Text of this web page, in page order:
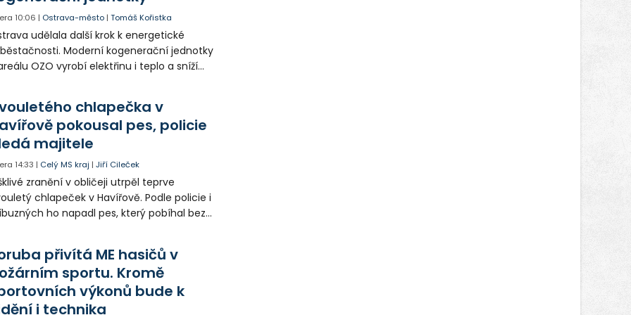
10:06 | Ostrava-město |Tomáš Kořistka
udělala další krok k energetické
Moderní kogenerační jednotky
OZO vyrobí elektřinu i teplo a sníží
přímo v Kunčicích.
chlapečka v
pokousal pes, policie
majitele
14:33 | Celý MS kraj |Jiří Cileček
zranění v obličeji utrpěl teprve
chlapeček v Havířově. Podle policie i
ho napadl pes, který pobíhal bez
Případem už se zabývá policie, která
psa hledá.
přivítá ME hasičů v
sportu. Kromě
výkonů bude k
i technika